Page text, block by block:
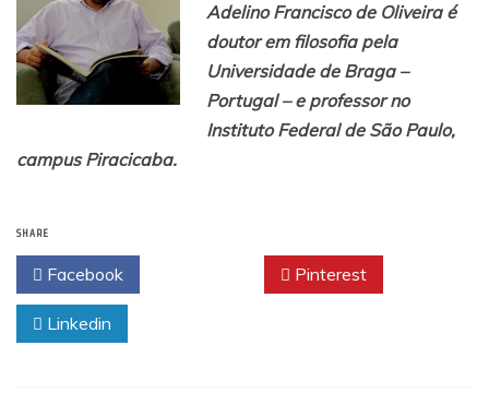
Adelino Francisco de Oliveira é
doutor em filosofia pela
Universidade de Braga –
Portugal – e professor no
Instituto Federal de São Paulo,
campus Piracicaba.
SHARE
Facebook Pinterest
Linkedin